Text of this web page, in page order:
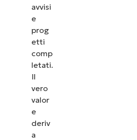
avvisi
e
prog
etti
comp
letati.
Il
vero
valor
e
deriv
a